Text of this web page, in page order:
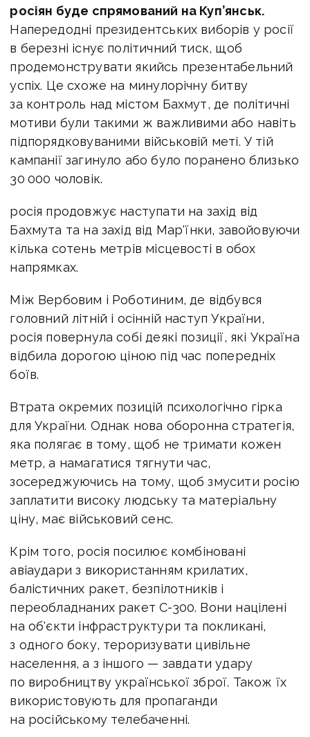
росіян буде спрямований на Куп’янськ.
Напередодні президентських виборів у росії
в березні існує політичний тиск, щоб
продемонструвати якийсь презентабельний
успіх. Це схоже на минулорічну битву
за контроль над містом Бахмут, де політичні
мотиви були такими ж важливими або навіть
підпорядковуваними військовій меті. У тій
кампанії загинуло або було поранено близько
30 000 чоловік.
росія продовжує наступати на захід від
Бахмута та на захід від Мар'їнки, завойовуючи
кілька сотень метрів місцевості в обох
напрямках.
Між Вербовим і Роботиним, де відбувся
головний літній і осінній наступ України,
росія повернула собі деякі позиції, які Україна
відбила дорогою ціною під час попередніх
боїв.
Втрата окремих позицій психологічно гірка
для України. Однак нова оборонна стратегія,
яка полягає в тому, щоб не тримати кожен
метр, а намагатися тягнути час,
зосереджуючись на тому, щоб змусити росію
заплатити високу людську та матеріальну
ціну, має військовий сенс.
Крім того, росія посилює комбіновані
авіаудари з використанням крилатих,
балістичних ракет, безпілотників і
переобладнаних ракет С-300. Вони націлені
на об'єкти інфраструктури та покликані,
з одного боку, тероризувати цивільне
населення, а з іншого — завдати удару
по виробництву української зброї. Також їх
використовують для пропаганди
на російському телебаченні.